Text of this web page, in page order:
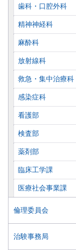
歯科・口腔外科
精神神経科
麻酔科
放射線科
救急・集中治療科
感染症科
看護部
検査部
薬剤部
臨床工学課
医療社会事業課
倫理委員会
治験事務局